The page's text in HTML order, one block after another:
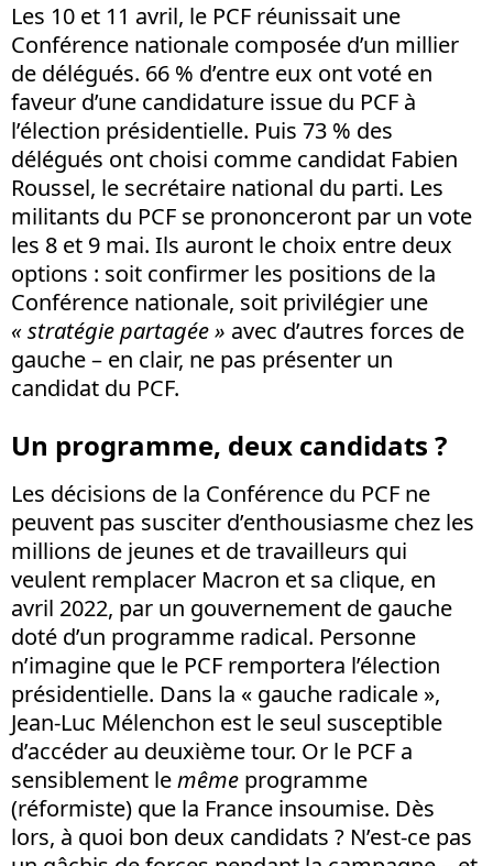
Les 10 et 11 avril, le PCF réunissait une
Conférence nationale composée d’un millier
de délégués. 66 % d’entre eux ont voté en
faveur d’une candidature issue du PCF à
l’élection présidentielle. Puis 73 % des
délégués ont choisi comme candidat Fabien
Roussel, le secrétaire national du parti. Les
militants du PCF se prononceront par un vote
les 8 et 9 mai. Ils auront le choix entre deux
options : soit confirmer les positions de la
Conférence nationale, soit privilégier une
« stratégie partagée » avec d’autres forces de
gauche – en clair, ne pas présenter un
candidat du PCF.
Un programme, deux candidats ?
Les décisions de la Conférence du PCF ne
peuvent pas susciter d’enthousiasme chez les
millions de jeunes et de travailleurs qui
veulent remplacer Macron et sa clique, en
avril 2022, par un gouvernement de gauche
doté d’un programme radical. Personne
n’imagine que le PCF remportera l’élection
présidentielle. Dans la « gauche radicale »,
Jean-Luc Mélenchon est le seul susceptible
d’accéder au deuxième tour. Or le PCF a
sensiblement lemême programme
(réformiste) que la France insoumise. Dès
lors, à quoi bon deux candidats ? N’est-ce pas